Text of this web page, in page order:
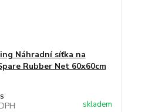
Náhradní síťka na
Rubber Net 60x60cm
skladem